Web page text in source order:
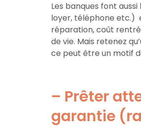
Les banques font
loyer, téléphone etc.)
réparation, coût
de vie. Mais retenez
ce peut être un motif
– Prêter
garantie